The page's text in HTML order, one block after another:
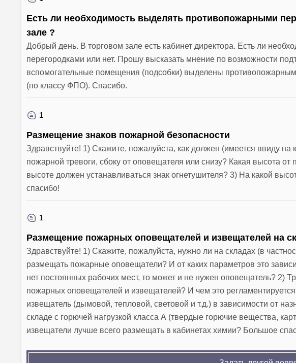
Есть ли необходимость выделять противопожарными
зале ?
Добрый день. В торговом зале есть кабинет директора. Есть ли
перегородками или нет. Прошу высказать мнение по возможности
вспомогательные помещения (подсобки) выделены
(по классу ФПО). Спасибо.
1
Размещение знаков пожарной безопасности
Здравствуйте! 1) Скажите, пожалуйста, как должен (имеется ввиду
пожарной тревоги, сбоку от оповещателя или снизу? Какая высота от
высоте должен устанавливаться знак огнетушителя? 3) На какой
спасибо!
1
Размещение пожарных оповещателей и извещателей на
Здравствуйте! 1) Скажите, пожалуйста, нужно ли на складах (в
размещать пожарные оповещатели? И от каких параметров это
нет постоянных рабочих мест, то может и не нужен оповещатель? 2)
пожарных оповещателей и извещателей? И чем это
извещатель (дымовой, тепловой, световой и т.д.) в зависимости от
складе с горючей нагрузкой класса А (твердые горючие вещества,
извещатели лучше всего размещать в кабинетах химии? Большое